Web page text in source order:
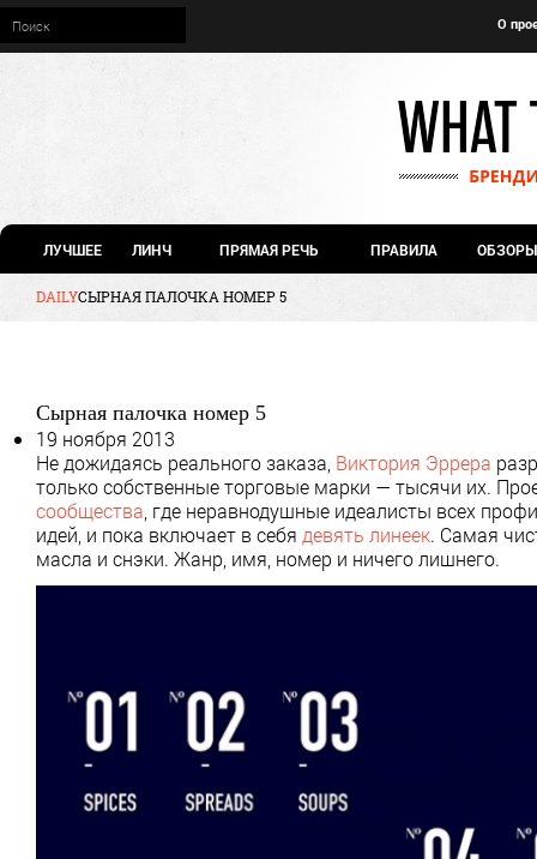
О
ЛУЧШЕЕ ЛИНЧ ПРЯМАЯ РЕЧЬ ПРАВИЛА ОБЗОРЫ
DAILYСЫРНАЯ ПАЛОЧКА НОМЕР 5
Сырная палочка номер 5
19 ноября 2013
Не дожидаясь реального заказа, Виктория Эррера
только собственные торговые марки — тысячи их.
сообщества , где неравнодушные идеалисты всех
идей, и пока включает в себя девять линеек. Самая
масла и снэки. Жанр, имя, номер и ничего лишнего.